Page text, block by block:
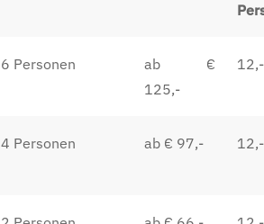
6 Personen
ab €
125,-
4 Personen ab € 97,-